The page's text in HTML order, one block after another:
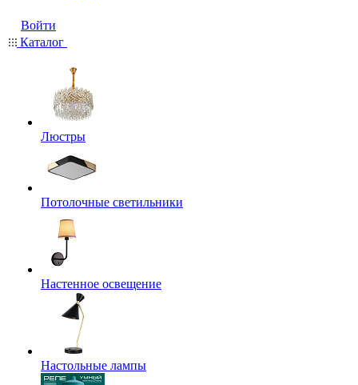
Войти
Каталог
Люстры
Потолочные светильники
Настенное освещение
Настольные лампы